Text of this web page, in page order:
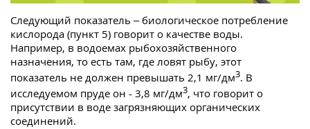
Следующий показатель – биологическое потребление
кислорода (пункт 5) говорит о качестве воды.
Например, в водоемах рыбохозяйственного
назначения, то есть там, где ловят рыбу, этот
показатель не должен превышать 2,1 мг/дм3. В
исследуемом пруде он - 3,8 мг/дм3, что говорит о
присутствии в воде загрязняющих органических
соединений.